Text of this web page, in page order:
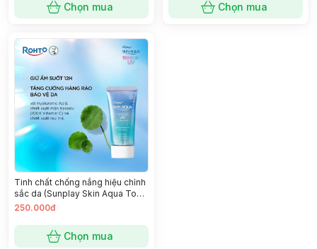
Chọn mua Chọn mua
Tinh chất chống nắng hiệu chỉnh
sắc da (Sunplay Skin Aqua Tone
Up UV Essence Blue) 50g
250.000đ
Chọn mua